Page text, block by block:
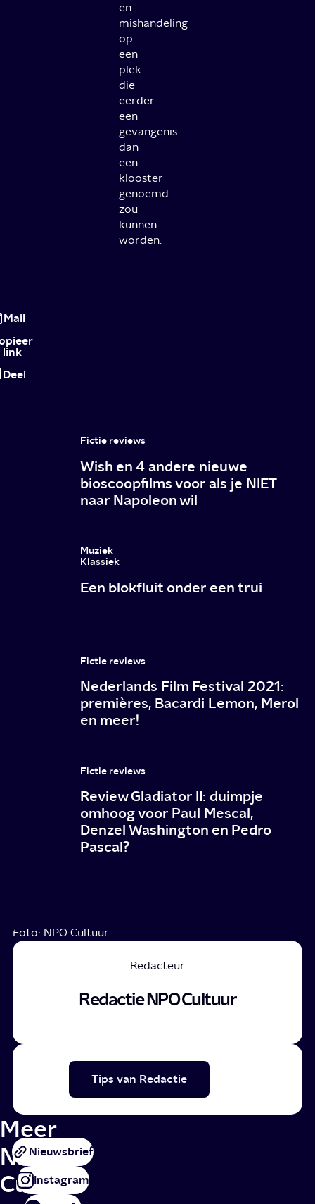
en
mishandeling
op
een
plek
die
eerder
een
gevangenis
dan
een
klooster
genoemd
zou
kunnen
worden.
van
de
Goede
Herder:
Mail
link
Deel
Fictie reviews
Wish en 4 andere nieuwe
bioscoopfilms voor als je NIET
naar Napoleon wil
Muziek
Klassiek
Een blokfluit onder een trui
Fictie reviews
Nederlands Film Festival 2021:
premières, Bacardi Lemon, Merol
en meer!
Fictie reviews
Review Gladiator II: duimpje
omhoog voor Paul Mescal,
Denzel Washington en Pedro
Pascal?
Foto: NPO Cultuur
Redacteur
Redactie NPO Cultuur
Tips van Redactie
Meer
NPO
Cultuur
Nieuwsbrief
Instagram